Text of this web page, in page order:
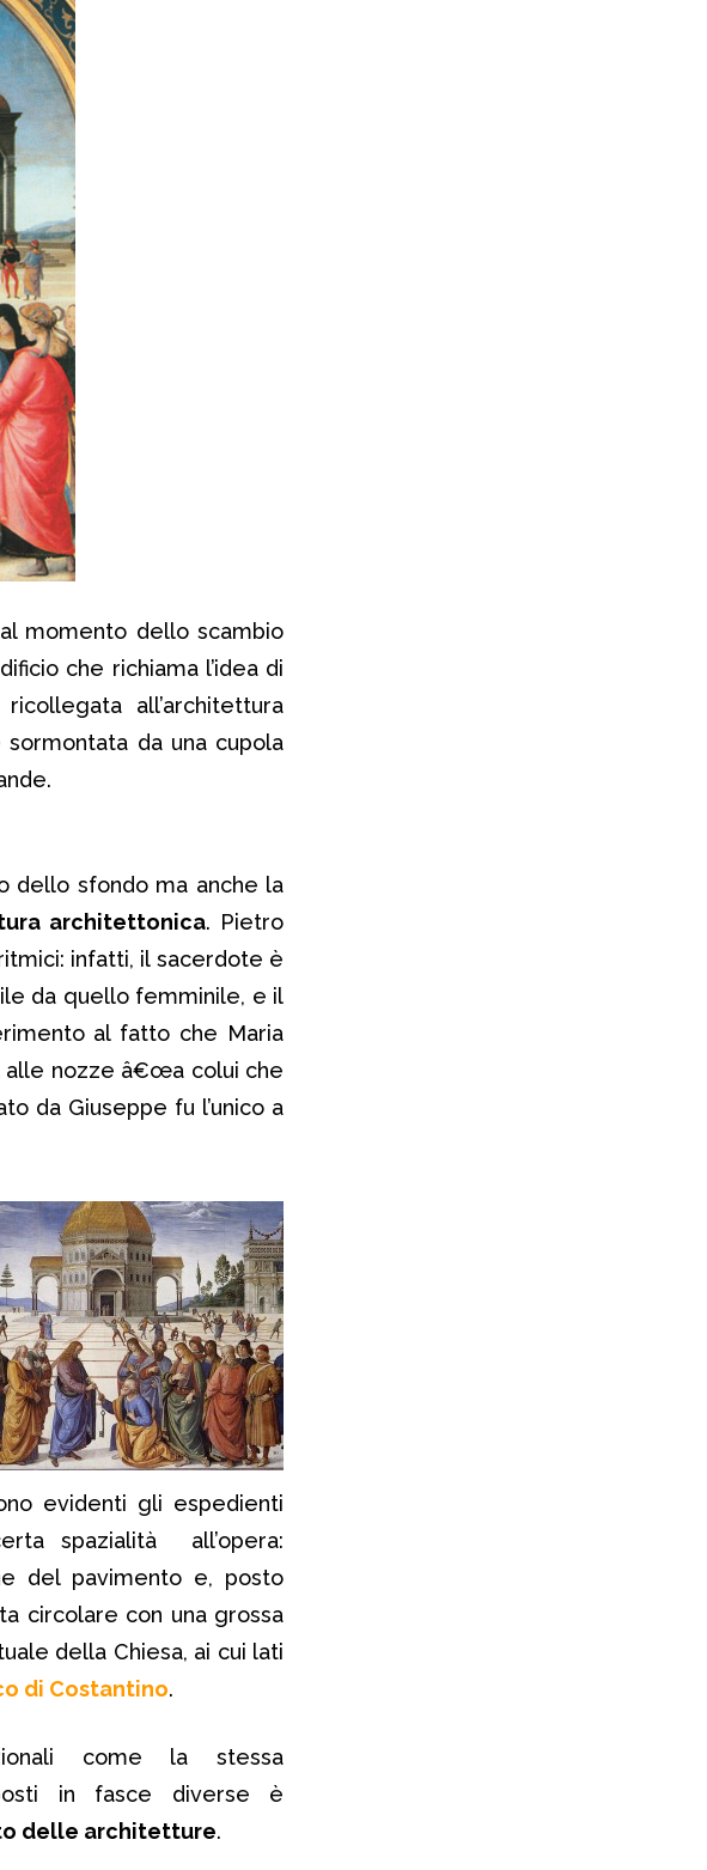
momento dello scambio
che richiama l’idea di
ricollegata all’architettura
da una cupola
dello sfondo ma anche la
architettonica. Pietro
infatti, il sacerdote è
da quello femminile, e il
al fatto che Maria
alle nozze â€œa colui che
da Giuseppe fu l’unico a
evidenti gli espedienti
spazialità all’opera:
del pavimento e, posto
circolare con una grossa
della Chiesa, ai cui lati
di Costantino.
come la stessa
in fasce diverse è
delle architetture.